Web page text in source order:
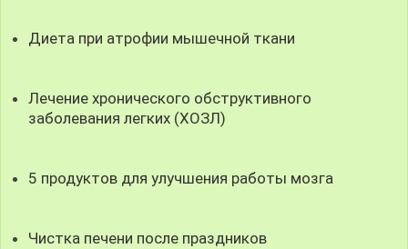
Диета при атрофии мышечной ткани
Лечение хронического обструктивного
заболевания легких (ХОЗЛ)
5 продуктов для улучшения работы мозга
Чистка печени после праздников